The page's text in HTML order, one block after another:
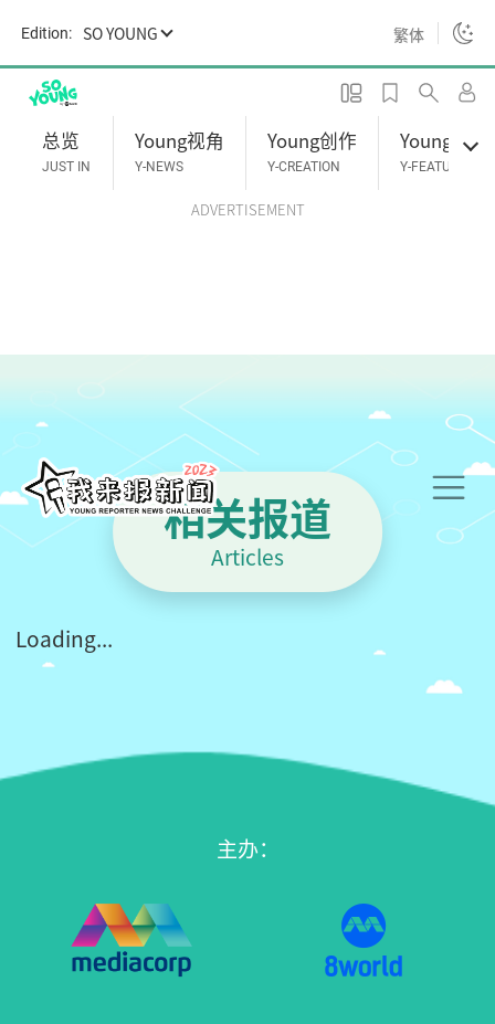
Edition: SO YOUNG 繁体
总览
JUST IN
Young视角
Y-NEWS
Young创作
Y-CREATION
Young专题
Y-FEATURES
ADVERTISEMENT
相关报道
Articles
Loading...
主办：